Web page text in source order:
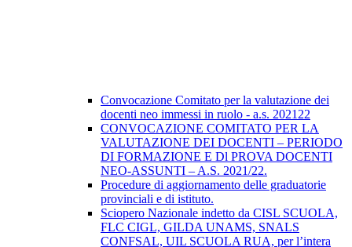
Convocazione Comitato per la valutazione dei
docenti neo immessi in ruolo - a.s. 202122
CONVOCAZIONE COMITATO PER LA
VALUTAZIONE DEI DOCENTI – PERIODO
DI FORMAZIONE E Dl PROVA DOCENTI
NEO-ASSUNTI – A.S. 2021/22.
Procedure di aggiornamento delle graduatorie
provinciali e di istituto.
Sciopero Nazionale indetto da CISL SCUOLA,
FLC CIGL, GILDA UNAMS, SNALS
CONFSAL, UIL SCUOLA RUA, per l’intera